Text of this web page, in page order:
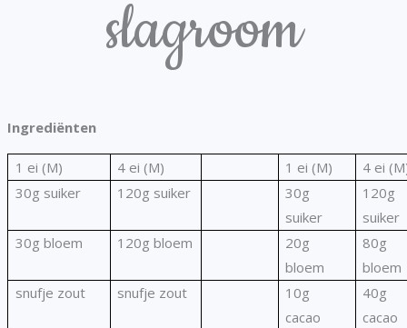
slagroom
Ingrediënten
1 ei (M) 4 ei (M) 1 ei (M)
4 ei
30g suiker
120g suiker
30g
suiker
120g
suiker
30g bloem
120g bloem
20g
bloem
80g
bloem
snufje zout
snufje zout
10g
cacao
40g
cacao